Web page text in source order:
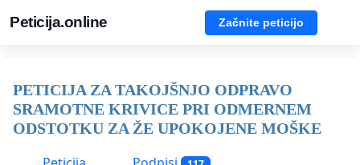
Peticija.online Začnite peticijo
PETICIJA ZA TAKOJŠNJO ODPRAVO
SRAMOTNE KRIVICE PRI ODMERNEM
ODSTOTKU ZA ŽE UPOKOJENE MOŠKE